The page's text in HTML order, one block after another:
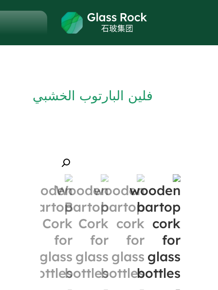
فلين البارتوب الخشبي